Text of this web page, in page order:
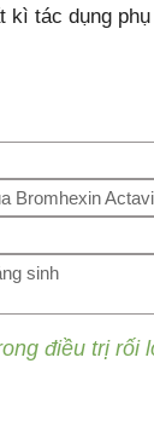
kì tác dụng
Bromhexin
sinh
điều trị rối